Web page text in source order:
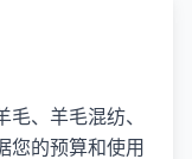
、羊毛混纺、
您的预算和使用